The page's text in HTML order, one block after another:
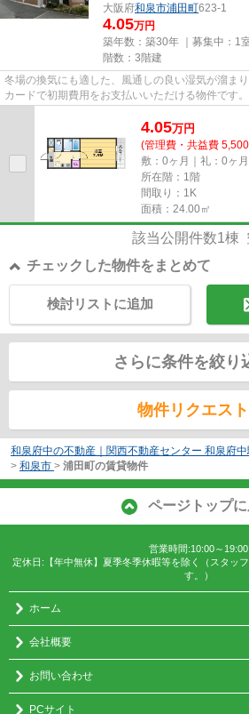
大阪府和泉市浦田町623-1
4.05万円
築年数：築30年 ｜募集中： 1
階数：3階建
冬場の換気にも適した、風通しの良い湿気が溜ま
カードで初期費用をお支払いいただける物件です
4.05万円
(管理費・共益費
敷：0ヶ月｜礼：0ヶ月
所在階：1階
間取り：1K
面積：24.00㎡
該当公開件数1棟
チェックした物件をまとめて
検討リストに追加
さらに条件を絞り
物件リクエスト
和泉府中の不動産｜関西不動産センター 和泉府
> 和泉市 > 浦田町の賃貸物件
ページトップ
営業時間:10:00～19:00
定休日:【年中無休】夏季冬季休暇等を除く（スタッ
す。）
ホーム
会社概要
お問い合わせ
PCサイト